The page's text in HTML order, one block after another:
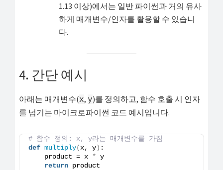
1.13 이상)에서는 일반 파이썬과 거의 유사
하게 매개변수/인자를 활용할 수 있습니
다.
4. 간단 예시
아래는 매개변수(x, y)를 정의하고, 함수 호출 시 인자
를 넘기는 마이크로파이썬 코드 예시입니다.
# 함수 정의: x, y라는 매개변수를 가짐
def multiply(x, y) :
    product = x
* y
return product